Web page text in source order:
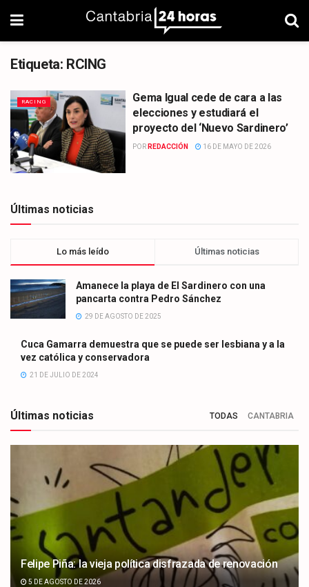
Etiqueta: RCING
RACING
Gema Igual cede de cara a las
elecciones y estudiará el
proyecto del ‘Nuevo Sardinero’
POR REDACCIÓN 16 DE MAYO DE 2026
Últimas noticias
Lo más leído Últimas noticias
Amanece la playa de El Sardinero con una
pancarta contra Pedro Sánchez
29 DE AGOSTO DE 2025
Cuca Gamarra demuestra que se puede ser lesbiana y a la
vez católica y conservadora
21 DE JULIO DE 2024
Últimas noticias TODAS CANTABRIA
Felipe Piña: la vieja política disfrazada de renovación
5 DE AGOSTO DE 2026